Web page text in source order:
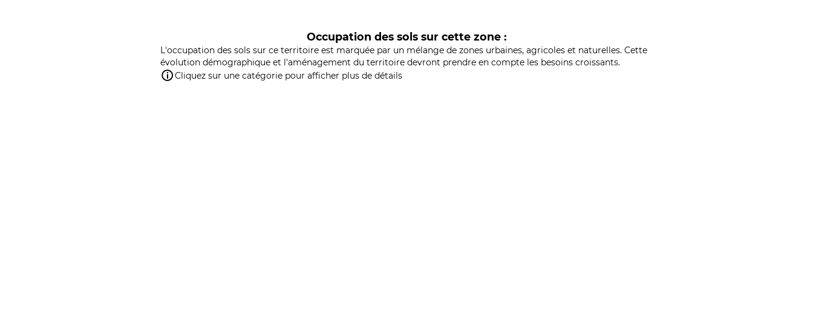
Occupation des sols sur cette zone :
L'occupation des sols sur ce territoire est marquée par un mélange de zones urbaines, agricoles et naturelles. Cette
évolution démographique et l'aménagement du territoire devront prendre en compte les besoins croissants.
Cliquez sur une catégorie pour afficher plus de détails